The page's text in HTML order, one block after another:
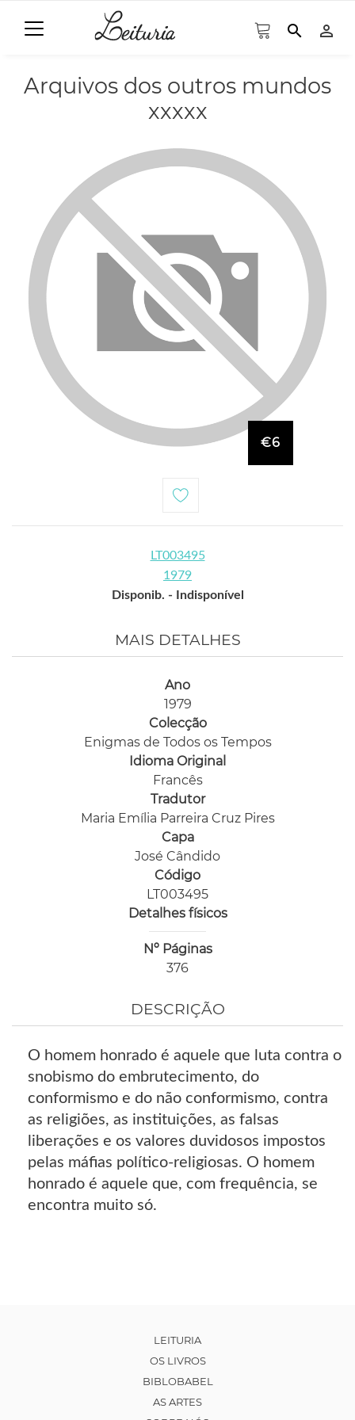
search person_outline
Arquivos dos outros mundos
xxxxx
€6
LT003495
1979
Disponib. -
Indisponível
MAIS DETALHES
Ano
1979
Colecção
Enigmas de Todos os Tempos
Idioma Original
Francês
Tradutor
Maria Emília Parreira Cruz Pires
Capa
José Cândido
Código
LT003495
Detalhes físicos
Nº Páginas
376
DESCRIÇÃO
O homem honrado é aquele que luta contra o
snobismo do embrutecimento, do
conformismo e do não conformismo, contra
as religiões, as instituições, as falsas
liberações e os valores duvidosos impostos
pelas máfias político-religiosas. O homem
honrado é aquele que, com frequência, se
encontra muito só.
LEITURIA
OS LIVROS
BIBLOBABEL
AS ARTES